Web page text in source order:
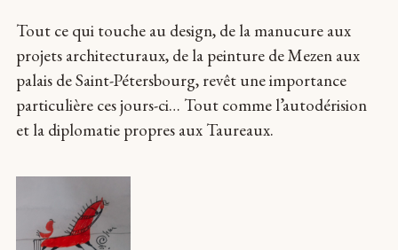
Tout ce qui touche au design, de la manucure aux
projets architecturaux, de la peinture de Mezen aux
palais de Saint-Pétersbourg, revêt une importance
particulière ces jours-ci… Tout comme l’autodérision
et la diplomatie propres aux Taureaux.